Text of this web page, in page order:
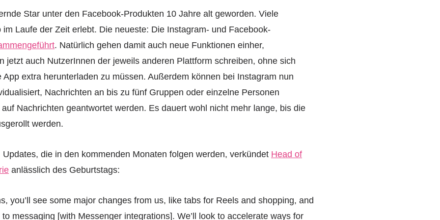
Star unter den Facebook-Produkten 10 Jahre alt geworden. Viele
Laufe der Zeit erlebt. Die neueste: Die Instagram- und Facebook-
. Natürlich gehen damit auch neue Funktionen einher,
jetzt auch NutzerInnen der jeweils anderen Plattform schreiben, ohne sich
extra herunterladen zu müssen. Außerdem können bei Instagram nun
Nachrichten an bis zu fünf Gruppen oder einzelne Personen
Nachrichten geantwortet werden. Es dauert wohl nicht mehr lange, bis die
werden.
die in den kommenden Monaten folgen werden, verkündet Head of
anlässlich des Geburtstags:
you’ll see some major changes from us, like tabs for Reels and shopping, and
messaging [with Messenger integrations]. We’ll look to accelerate ways for